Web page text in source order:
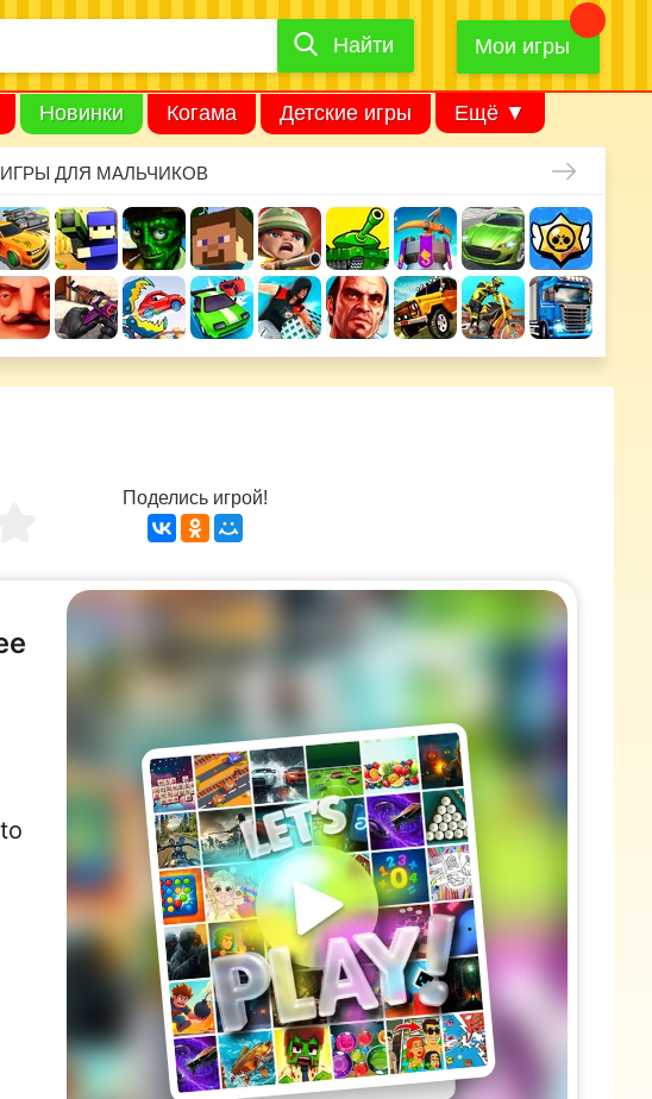
Найти
Найти Мои игры
Новинки Когама Детские игры Ещё ▼
ИГРЫ ДЛЯ МАЛЬЧИКОВ
Поделись игрой!